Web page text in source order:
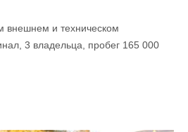
внешнем и техническом
3 владельца, пробег 165 000